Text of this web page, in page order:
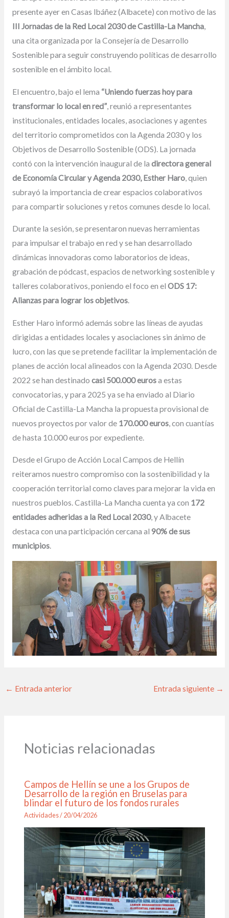
presente ayer en Casas Ibáñez (Albacete) con motivo de las
III Jornadas de la Red Local 2030 de Castilla-La Mancha,
una cita organizada por la Consejería de Desarrollo
Sostenible para seguir construyendo políticas de desarrollo
sostenible en el ámbito local.
El encuentro, bajo el lema “Uniendo fuerzas hoy para
transformar lo local en red”, reunió a representantes
institucionales, entidades locales, asociaciones y agentes
del territorio comprometidos con la Agenda 2030 y los
Objetivos de Desarrollo Sostenible (ODS). La jornada
contó con la intervención inaugural de la directora general
de Economía Circular y Agenda 2030, Esther Haro, quien
subrayó la importancia de crear espacios colaborativos
para compartir soluciones y retos comunes desde lo local.
Durante la sesión, se presentaron nuevas herramientas
para impulsar el trabajo en red y se han desarrollado
dinámicas innovadoras como laboratorios de ideas,
grabación de pódcast, espacios de networking sostenible y
talleres colaborativos, poniendo el foco en el ODS 17:
Alianzas para lograr los objetivos.
Esther Haro informó además sobre las líneas de ayudas
dirigidas a entidades locales y asociaciones sin ánimo de
lucro, con las que se pretende facilitar la implementación de
planes de acción local alineados con la Agenda 2030. Desde
2022 se han destinado casi 500.000 eurosa estas
convocatorias, y para 2025 ya se ha enviado al Diario
Oficial de Castilla-La Mancha la propuesta provisional de
nuevos proyectos por valor de 170.000 euros, con cuantías
de hasta 10.000 euros por expediente.
Desde el Grupo de Acción Local Campos de Hellín
reiteramos nuestro compromiso con la sostenibilidad y la
cooperación territorial como claves para mejorar la vida en
nuestros pueblos. Castilla-La Mancha cuenta ya con 172
entidades adheridas a la Red Local 2030, y Albacete
destaca con una participación cercana al 90% de sus
municipios.
← Entrada anterior Entrada siguiente →
Noticias relacionadas
Campos de Hellín se une a los Grupos de
Desarrollo de la región en Bruselas para
blindar el futuro de los fondos rurales
Actividades/20/04/2026